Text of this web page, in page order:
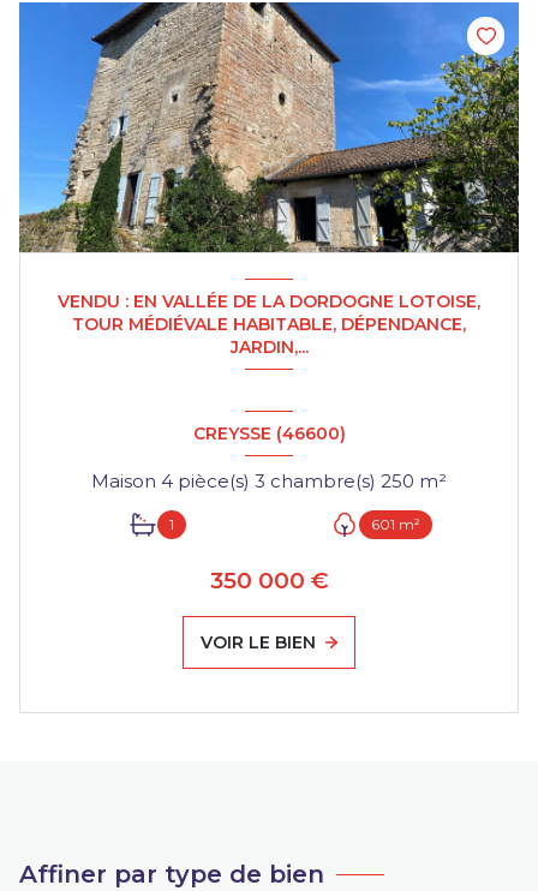
VENDU : EN VALLÉE DE LA DORDOGNE LOTOISE,
TOUR MÉDIÉVALE HABITABLE, DÉPENDANCE,
JARDIN,...
CREYSSE (46600)
Maison 4 pièce(s) 3 chambre(s) 250 m²
1 601 m²
350 000 €
VOIR LE BIEN
Affiner par type de bien